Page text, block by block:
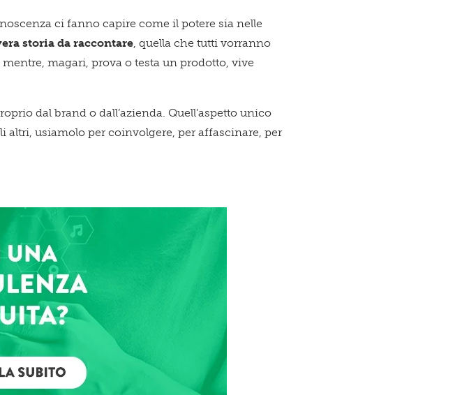
ci fanno capire come il potere sia nelle
storia da raccontare, quella che tutti vorranno
mentre, magari, prova o testa un prodotto, vive
dal brand o dall’azienda. Quell’aspetto unico
usiamolo per coinvolgere, per affascinare, per